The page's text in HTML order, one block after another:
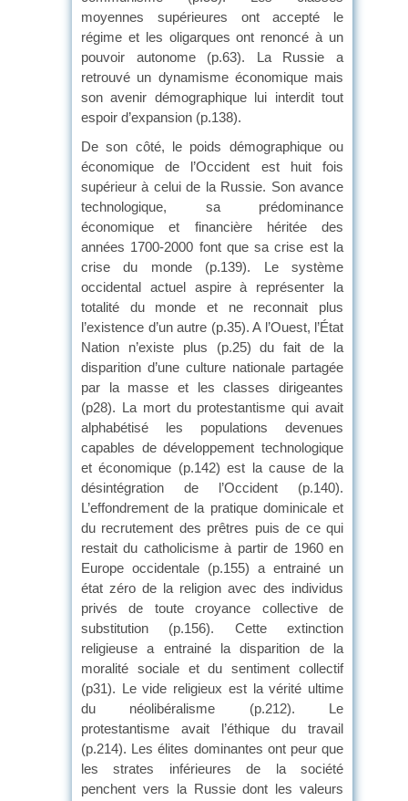
moyennes supérieures ont accepté le
régime et les oligarques ont renoncé à un
pouvoir autonome (p.63). La Russie a
retrouvé un dynamisme économique mais
son avenir démographique lui interdit tout
espoir d’expansion (p.138).
De son côté, le poids démographique ou
économique de l’Occident est huit fois
supérieur à celui de la Russie. Son avance
technologique, sa prédominance
économique et financière héritée des
années 1700-2000 font que sa crise est la
crise du monde (p.139). Le système
occidental actuel aspire à représenter la
totalité du monde et ne reconnait plus
l’existence d’un autre (p.35). A l’Ouest, l’État
Nation n’existe plus (p.25) du fait de la
disparition d’une culture nationale partagée
par la masse et les classes dirigeantes
(p28). La mort du protestantisme qui avait
alphabétisé les populations devenues
capables de développement technologique
et économique (p.142) est la cause de la
désintégration de l’Occident (p.140).
L’effondrement de la pratique dominicale et
du recrutement des prêtres puis de ce qui
restait du catholicisme à partir de 1960 en
Europe occidentale (p.155) a entrainé un
état zéro de la religion avec des individus
privés de toute croyance collective de
substitution (p.156). Cette extinction
religieuse a entrainé la disparition de la
moralité sociale et du sentiment collectif
(p31). Le vide religieux est la vérité ultime
du néolibéralisme (p.212). Le
protestantisme avait l’éthique du travail
(p.214). Les élites dominantes ont peur que
les strates inférieures de la société
penchent vers la Russie dont les valeurs